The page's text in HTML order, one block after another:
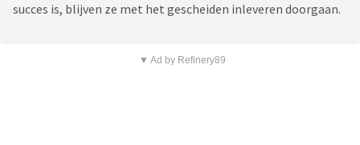
succes is, blijven ze met het gescheiden inleveren doorgaan.
▼ Ad by Refinery89